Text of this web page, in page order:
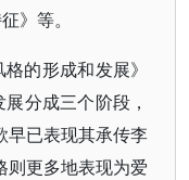
》等。
的形成和发展》
分成三个阶段，
早已表现其承传李
则更多地表现为爱